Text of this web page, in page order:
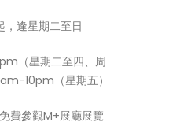
，逢星期二至日
（星期二至四、周
10pm（星期五）
費參觀M+展廳展覽